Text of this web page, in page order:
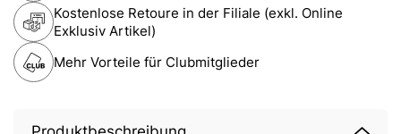
Kostenlose Retoure in der Filiale (exkl. Online
Exklusiv Artikel)
Mehr Vorteile für Clubmitglieder